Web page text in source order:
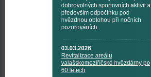
dobrovolných sportovních aktivit a
především odpočinku pod
hvězdnou oblohou při nočních
pozorováních.
03.03.2026
Revitalizace areálu
valašskomeziříčské hvězdárny po
60 letech